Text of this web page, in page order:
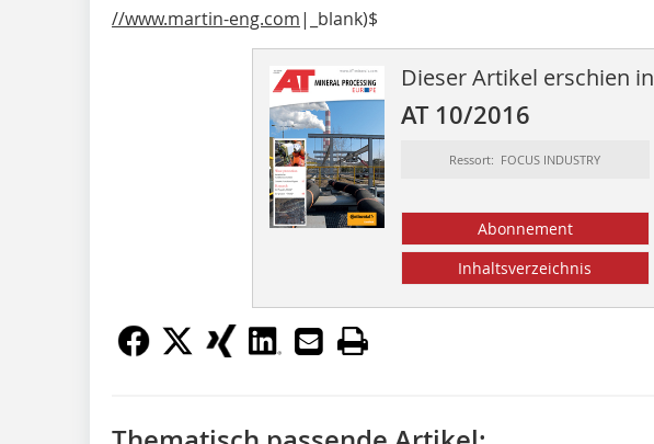
//www.martin-eng.com|_blank)$
Dieser Artikel erschien in
AT 10/2016
Ressort: FOCUS INDUSTRY
Abonnement
Inhaltsverzeichnis